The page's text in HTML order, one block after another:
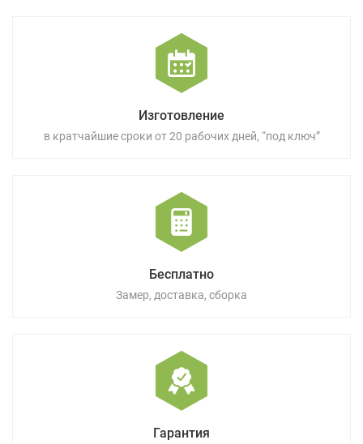
Изготовление
в кратчайшие сроки от 20 рабочих дней, “под ключ”
Бесплатно
Замер, доставка, сборка
Гарантия